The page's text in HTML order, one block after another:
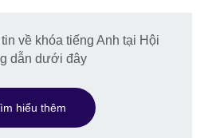
về khóa tiếng Anh tại Hội
dẫn dưới đây
hiểu thêm